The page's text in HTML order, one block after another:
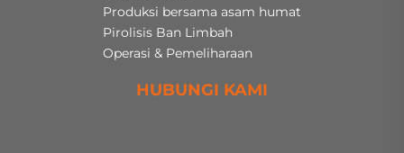
Produksi bersama asam humat
Pirolisis Ban Limbah
Operasi & Pemeliharaan
HUBUNGI KAMI